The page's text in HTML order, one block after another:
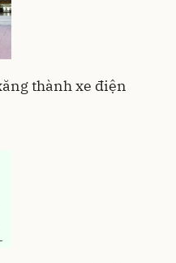
thành xe điện